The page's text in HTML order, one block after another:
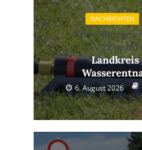
NACHRICHTEN
Keine
12 und
Landkreis
6. August 2026